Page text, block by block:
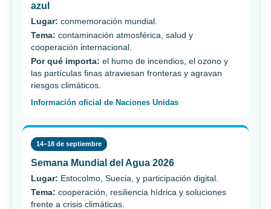
azul
Lugar: conmemoración mundial.
Tema: contaminación atmosférica, salud y
cooperación internacional.
Por qué importa: el humo de incendios, el ozono y
las partículas finas atraviesan fronteras y agravan
riesgos climáticos.
Información oficial de Naciones Unidas
14–18 de septiembre
Semana Mundial del Agua 2026
Lugar: Estocolmo, Suecia, y participación digital.
Tema: cooperación, resiliencia hídrica y soluciones
frente a crisis climáticas.